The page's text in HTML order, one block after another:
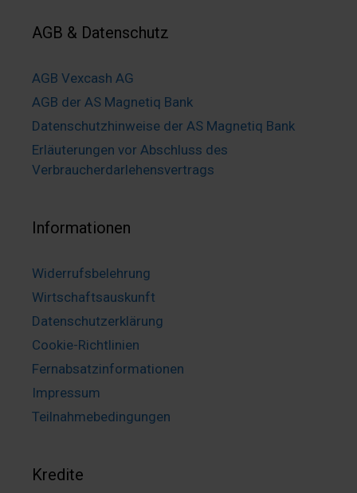
AGB & Datenschutz
AGB Vexcash AG
AGB der AS Magnetiq Bank
Datenschutzhinweise der AS Magnetiq Bank
Erläuterungen vor Abschluss des
Verbraucherdarlehensvertrags
Informationen
Widerrufsbelehrung
Wirtschaftsauskunft
Datenschutzerklärung
Cookie-Richtlinien
Fernabsatzinformationen
Impressum
Teilnahmebedingungen
Kredite